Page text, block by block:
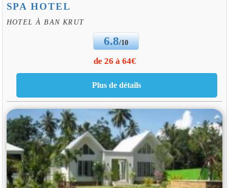
SPA HOTEL
HOTEL À BAN KRUT
6.8/10
de 26 à 64€